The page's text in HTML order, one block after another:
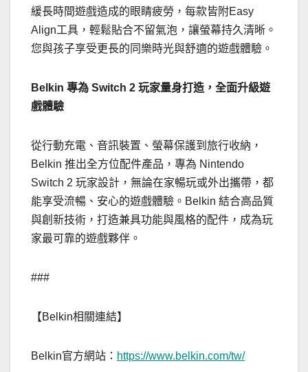
緩長時間遊戲造成的眼睛疲勞，每款皆附Easy
Align工具，輕鬆貼合不留氣泡，讓螢幕持久清晰。
您與孩子享受更長的同樂時光與舒適的遊戲體驗。
Belkin 專為 Switch 2 玩家量身打造，全面升級遊
戲體驗
從行動充電、音訊裝置、螢幕保護到旅行收納，
Belkin 推出全方位配件產品，專為 Nintendo
Switch 2 玩家設計，無論在家暢玩或外出攜帶，都
能享受流暢、安心的遊戲體驗。Belkin 結合高品質
與創新技術，打造兼具功能與風格的配件，成為玩
家最可靠的遊戲夥伴。
###
【Belkin相關連結】
Belkin官方網站： https://www.belkin.com/tw/